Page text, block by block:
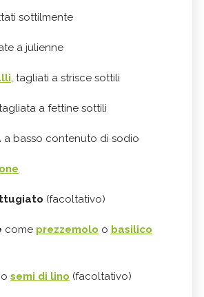
sottilmente
a julienne
, tagliati a strisce sottili
a fettine sottili
a basso contenuto di sodio
(facoltativo)
come prezzemolo o basilico
o semi di lino (facoltativo)